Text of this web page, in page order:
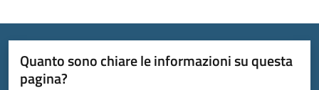
Quanto sono chiare le informazioni su questa
pagina?